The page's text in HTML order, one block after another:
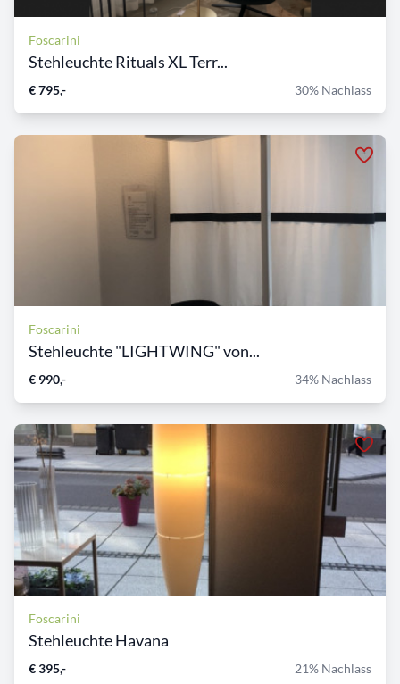
Foscarini
Stehleuchte Rituals XL Terr...
€ 795,- 30% Nachlass
Foscarini
Stehleuchte "LIGHTWING" von...
€ 990,- 34% Nachlass
Foscarini
Stehleuchte Havana
€ 395,- 21% Nachlass